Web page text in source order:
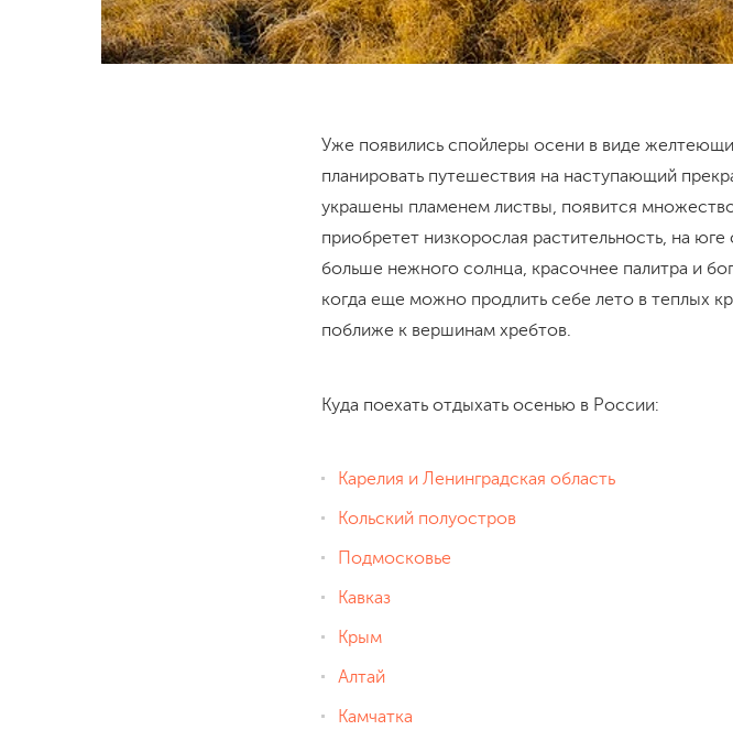
Уже появились спойлеры осени в виде
планировать путешествия на наступающий
украшены пламенем листвы, появится
приобретет низкорослая растительность, на
больше нежного солнца, красочнее палитра и
когда еще можно продлить себе лето в теплых
поближе к вершинам хребтов.
Куда поехать отдыхать осенью в России:
Карелия и Ленинградская область
Кольский полуостров
Подмосковье
Кавказ
Крым
Алтай
Камчатка